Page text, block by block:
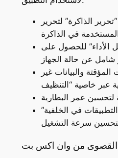
الذاكرة” لتحرير
الأداء” للحصول على
والبيانات غير
في الخلفية”
القصوى من وان اكس بت